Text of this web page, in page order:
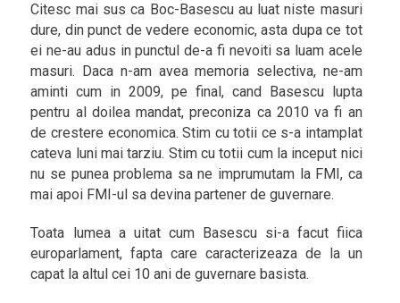
Citesc mai sus ca Boc-Basescu au luat niste masuri
dure, din punct de vedere economic, asta dupa ce tot
ei ne-au adus in punctul de-a fi nevoiti sa luam acele
masuri. Daca n-am avea memoria selectiva, ne-am
aminti cum in 2009, pe final, cand Basescu lupta
pentru al doilea mandat, preconiza ca 2010 va fi an
de crestere economica. Stim cu totii ce s-a intamplat
cateva luni mai tarziu. Stim cu totii cum la inceput nici
nu se punea problema sa ne imprumutam la FMI, ca
mai apoi FMI-ul sa devina partener de guvernare.
Toata lumea a uitat cum Basescu si-a facut fiica
europarlament, fapta care caracterizeaza de la un
capat la altul cei 10 ani de guvernare basista.